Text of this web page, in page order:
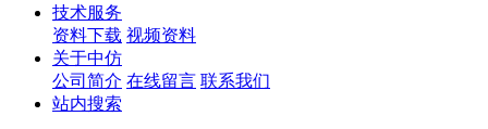
技术服务
资料下载 视频资料
关于中仿
公司简介 在线留言 联系我们
站内搜索